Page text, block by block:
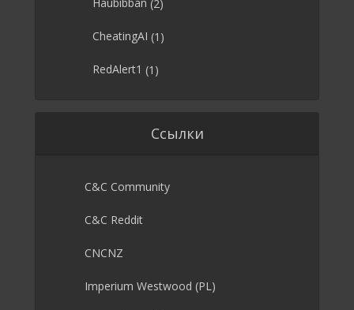
CheatingAI (1)
RedAlert1 (1)
Ссылки
C&C Community
C&C Reddit
CNCNZ
Imperium Westwood (PL)